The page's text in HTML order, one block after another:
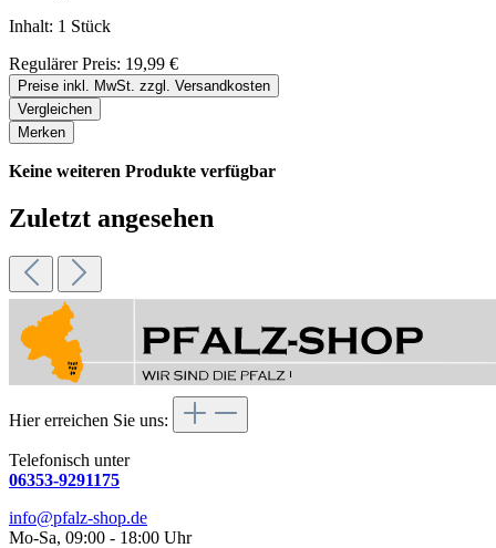
Inhalt: 1 Stück
Regulärer Preis: 19,99 €
Preise inkl. MwSt. zzgl. Versandkosten
Vergleichen
Merken
Keine weiteren Produkte verfügbar
Zuletzt angesehen
Hier erreichen Sie uns:
Telefonisch unter
06353-9291175
info@pfalz-shop.de
Mo-Sa, 09:00 - 18:00 Uhr